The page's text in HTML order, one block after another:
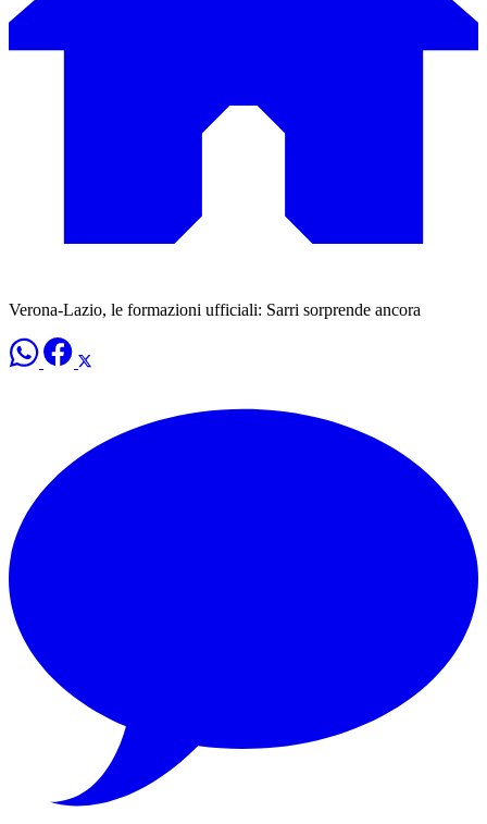
Verona-Lazio, le formazioni ufficiali: Sarri sorprende ancora